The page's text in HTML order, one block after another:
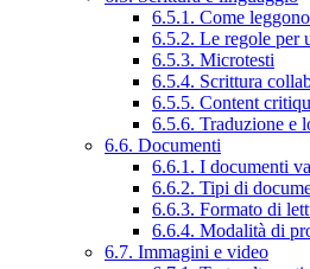
6.5.1. Come
6.5.2. Le regole per
6.5.3. Microtesti
6.5.4. Scrittura
6.5.5. Content
6.5.6. Traduzione e
6.6. Documenti
6.6.1. I documenti
6.6.2. Tipi di
6.6.3. Formato di
6.6.4. Modalità di
6.7. Immagini e video